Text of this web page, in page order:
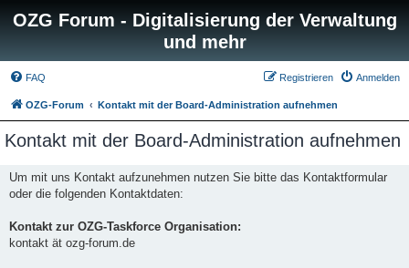
OZG Forum - Digitalisierung der Verwaltung
und mehr
FAQ Anmelden
Registrieren
OZG-Forum Kontakt mit der Board-Administration aufnehmen
Kontakt mit der Board-Administration aufnehmen
Um mit uns Kontakt aufzunehmen nutzen Sie bitte das Kontaktformular
oder die folgenden Kontaktdaten:
Kontakt zur OZG-Taskforce Organisation:
kontakt ät ozg-forum.de